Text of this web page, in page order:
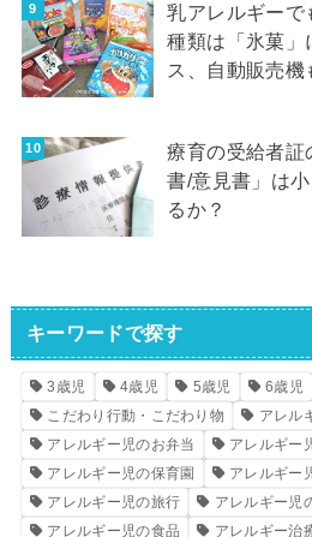
乳アレルギーで
種類は「氷菓
ス、自動販売機
療育の受給者証
書/意見書」は
るか？
キーワードで探す
3歳児 4歳児 5歳児
6歳児
こだわり行動・こだわり物
アレル
アレルギー児のお弁当
アレルギー
アレルギー児の保育園
アレルギー
アレルギー児の旅行
アレルギー児
アレルギー児の食品
アレルギー治